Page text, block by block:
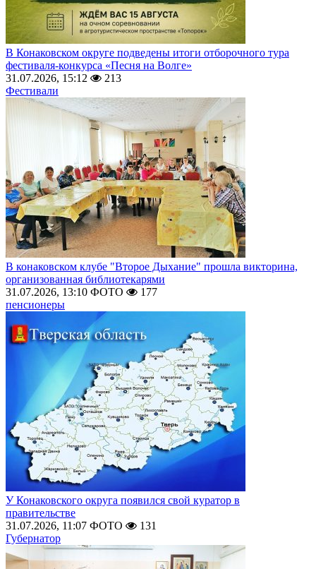
В Конаковском округе подведены итоги отборочного тура
фестиваля-конкурса «Песня на Волге»
31.07.2026, 15:12
213
Фестивали
В конаковском клубе "Второе Дыхание" прошла викторина,
организованная библиотекарями
31.07.2026, 13:10 ФОТО
177
пенсионеры
У Конаковского округа появился свой куратор в
правительстве
31.07.2026, 11:07 ФОТО
131
Губернатор